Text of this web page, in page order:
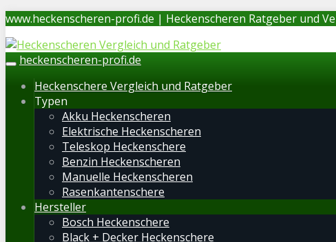
Skip
main
content
www.heckenscheren-profi.de | Heckenscheren Ratgeber und
Toggle
navigation
heckenscheren-profi.de
Heckenschere Vergleich und Ratgeber
Typen
Akku Heckenscheren
Elektrische Heckenscheren
Teleskop Heckenschere
Benzin Heckenscheren
Manuelle Heckenscheren
Rasenkantenschere
Hersteller
Bosch Heckenschere
Black + Decker Heckenschere